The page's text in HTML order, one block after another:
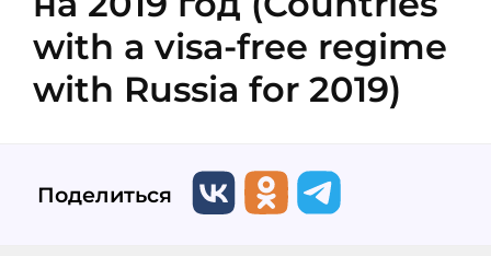
with a visa-free regime
with Russia for 2019)
Поделиться